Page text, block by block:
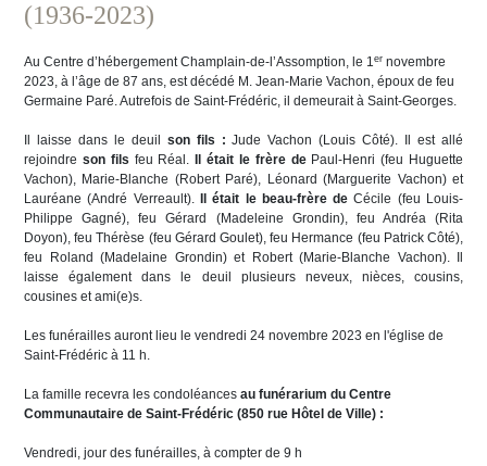
(1936-2023)
Au Centre d’hébergement Champlain-de-l’Assomption, le 1er novembre
2023, à l’âge de 87 ans, est décédé M. Jean-Marie Vachon, époux de feu
Germaine Paré. Autrefois de Saint-Frédéric, il demeurait à Saint-Georges.
Il laisse dans le deuil son fils :Jude Vachon (Louis Côté). Il est allé
rejoindre son fils feu Réal. Il était le frère dePaul-Henri (feu Huguette
Vachon), Marie-Blanche (Robert Paré), Léonard (Marguerite Vachon) et
Lauréane (André Verreault).
Il était le beau-frère de Cécile (feu Louis-
Philippe Gagné), feu Gérard (Madeleine Grondin), feu Andréa (Rita
Doyon), feu Thérèse (feu Gérard Goulet), feu Hermance (feu Patrick Côté),
feu Roland (Madelaine Grondin) et Robert (Marie-Blanche Vachon). Il
laisse également dans le deuil plusieurs neveux, nièces, cousins,
cousines et ami(e)s.
Les funérailles auront lieu le vendredi 24 novembre 2023 en l'église de
Saint-Frédéric à 11 h.
La famille recevra les condoléances au funérarium du Centre
Communautaire de Saint-Frédéric (850 rue Hôtel de Ville) :
Vendredi, jour des funérailles, à compter de 9 h